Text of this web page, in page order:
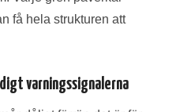
få hela strukturen att
varningssignalerna